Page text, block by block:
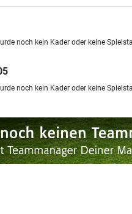
noch kein Kader oder keine
noch kein Kader oder keine